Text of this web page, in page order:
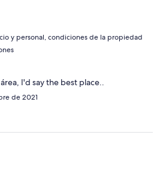
y personal, condiciones de la propiedad
I'd say the best place..
de 2021